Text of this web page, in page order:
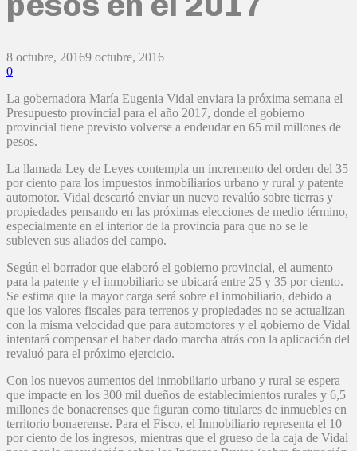
8 octubre, 20169 octubre, 2016
0
La gobernadora María Eugenia Vidal enviara la próxima semana el
Presupuesto provincial para el año 2017, donde el gobierno
provincial tiene previsto volverse a endeudar en 65 mil millones de
pesos.
La llamada Ley de Leyes contempla un incremento del orden del 35
por ciento para los impuestos inmobiliarios urbano y rural y patente
automotor. Vidal descartó enviar un nuevo revalúo sobre tierras y
propiedades pensando en las próximas elecciones de medio término,
especialmente en el interior de la provincia para que no se le
subleven sus aliados del campo.
Según el borrador que elaboró el gobierno provincial, el aumento
para la patente y el inmobiliario se ubicará entre 25 y 35 por ciento.
Se estima que la mayor carga será sobre el inmobiliario, debido a
que los valores fiscales para terrenos y propiedades no se actualizan
con la misma velocidad que para automotores y el gobierno de Vidal
intentará compensar el haber dado marcha atrás con la aplicación del
revaluó para el próximo ejercicio.
Con los nuevos aumentos del inmobiliario urbano y rural se espera
que impacte en los 300 mil dueños de establecimientos rurales y 6,5
millones de bonaerenses que figuran como titulares de inmuebles en
territorio bonaerense. Para el Fisco, el Inmobiliario representa el 10
por ciento de los ingresos, mientras que el grueso de la caja de Vidal